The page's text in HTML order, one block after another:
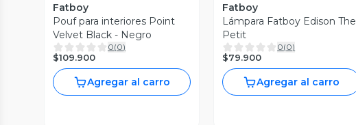
Fatboy
Pouf para interiores Point
Velvet Black - Negro
0(0)
$109.900
Agregar al carro
Fatboy
Lámpara Fatboy Edison The
Petit
0(0)
$79.900
Agregar al carro